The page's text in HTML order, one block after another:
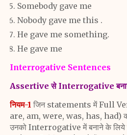
Somebody gave me
Nobody gave me this .
He gave me something.
He gave me
Interrogative Sentences
Assertive से Interrogative
नियम-1 जिन statements में Full
are, am, were, was, has, had) का
उनको Interrogative में बनाने के लिये